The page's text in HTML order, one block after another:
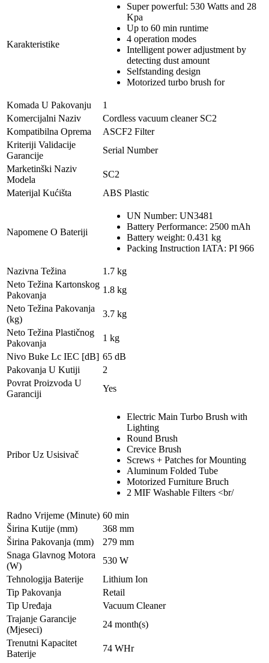
Karakteristike
Super powerful: 530 Watts and 28
Kpa
Up to 60 min runtime
4 operation modes
Intelligent power adjustment by
detecting dust amount
Selfstanding design
Motorized turbo brush for
Komada U Pakovanju
1
Komercijalni Naziv
Cordless vacuum cleaner SC2
Kompatibilna Oprema
ASCF2 Filter
Kriteriji Validacije
Garancije
Serial Number
Marketinški Naziv
Modela
SC2
Materijal Kućišta
ABS Plastic
Napomene O Bateriji
UN Number: UN3481
Battery Performance: 2500 mAh
Battery weight: 0.431 kg
Packing Instruction IATA: PI 966
Nazivna Težina
1.7 kg
Neto Težina Kartonskog
Pakovanja
1.8 kg
Neto Težina Pakovanja
(kg)
3.7 kg
Neto Težina Plastičnog
Pakovanja
1 kg
Nivo Buke Lc IEC [dB] 65 dB
Pakovanja U Kutiji
2
Povrat Proizvoda U
Garanciji
Yes
Pribor Uz Usisivač
Electric Main Turbo Brush with
Lighting
Round Brush
Crevice Brush
Screws + Patches for Mounting
Aluminum Folded Tube
Motorized Furniture Bruch
2 MIF Washable Filters <br/
Radno Vrijeme (Minute) 60 min
Širina Kutije (mm)
368 mm
Širina Pakovanja (mm)
279 mm
Snaga Glavnog Motora
(W)
530 W
Tehnologija Baterije
Lithium Ion
Tip Pakovanja
Retail
Tip Uređaja
Vacuum Cleaner
Trajanje Garancije
(Mjeseci)
24 month(s)
Trenutni Kapacitet
Baterije
74 WHr